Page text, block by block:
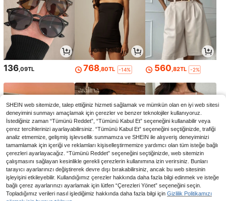
136,09TL 768,80TL -14% 560,82TL -2%
207,98TL -1% 310 ,59TL 358,33TL
SHEIN web sitemizde, talep ettiğiniz hizmeti sağlamak ve mümkün olan en iyi web sitesi
deneyimini sunmayı amaçlamak için çerezler ve benzer teknolojiler kullanıyoruz.
İstediğiniz zaman “Tümünü Reddet”, “Tümünü Kabul Et” seçeneğini kullanabilir veya
çerez tercihlerinizi ayarlayabilirsiniz. “Tümünü Kabul Et” seçeneğini seçtiğinizde, trafiği
analiz etmemize, gelişmiş işlevsellik sunmamıza ve SHEIN ile alışveriş deneyiminizi
tamamlamak için içeriği ve reklamları kişiselleştirmemize yardımcı olan tüm isteğe bağlı
çerezleri ayarlayacağız. “Tümünü Reddet” seçeneğini seçtiğinizde, web sitemizin
çalışmasını sağlayan kesinlikle gerekli çerezlerin kullanımına izin verirsiniz. Bunları
tarayıcı ayarlarınızı değiştirerek devre dışı bırakabilirsiniz, ancak bu web sitesinin
işleyişini etkileyebilir. Kullandığımız çerezler hakkında daha fazla bilgi edinmek ve isteğe
bağlı çerez ayarlarınızı ayarlamak için lütfen “Çerezleri Yönet” seçeneğini seçin.
Topladığımız verileri nasıl işlediğimiz hakkında daha fazla bilgi için Gizlilik Politikamızı